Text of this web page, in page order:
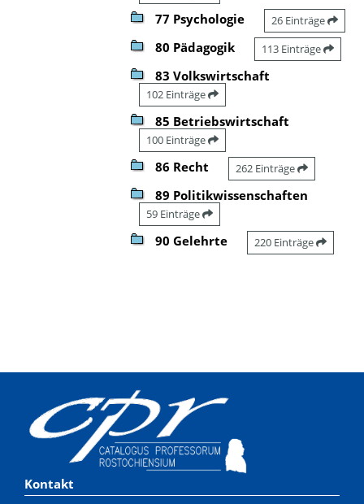
77 Psychologie 26 Einträge
80 Pädagogik 113 Einträge
83 Volkswirtschaft
102 Einträge
85 Betriebswirtschaft
100 Einträge
86 Recht 262 Einträge
89 Politikwissenschaften
59 Einträge
90 Gelehrte 220 Einträge
Kontakt